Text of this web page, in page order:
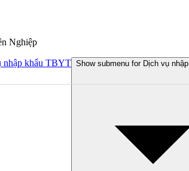
Nghiệp
nhập khẩu TBYT Show submenu for Dịch vụ